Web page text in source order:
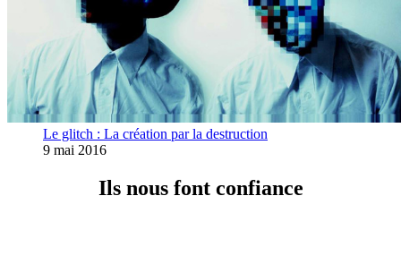
Le glitch : La création par la destruction
9 mai 2016
Ils nous font confiance